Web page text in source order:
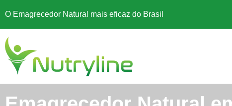
O Emagrecedor Natural mais eficaz do Brasil